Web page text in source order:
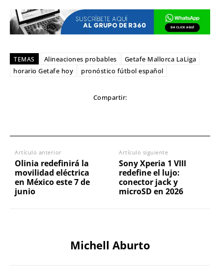
TEMAS Alineaciones probables
Getafe Mallorca LaLiga
horario Getafe hoy
pronóstico fútbol español
Compartir:
Artículo anterior
Olinia redefinirá la
movilidad eléctrica
en México este 7 de
junio
Artículo siguiente
Sony Xperia 1 VIII
redefine el lujo:
conector jack y
microSD en 2026
Michell Aburto